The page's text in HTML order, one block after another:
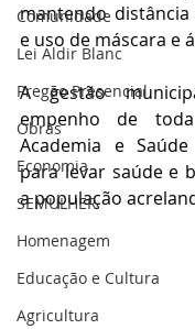
Comunidade
Lei Aldir Blanc
Pregão Presencial
Obras
Economia
SEMULHER
Homenagem
Educação e Cultura
Agricultura
mantendo
e uso de máscara e
A gestão
empenho de
Academia e
para levar saúde e
a população